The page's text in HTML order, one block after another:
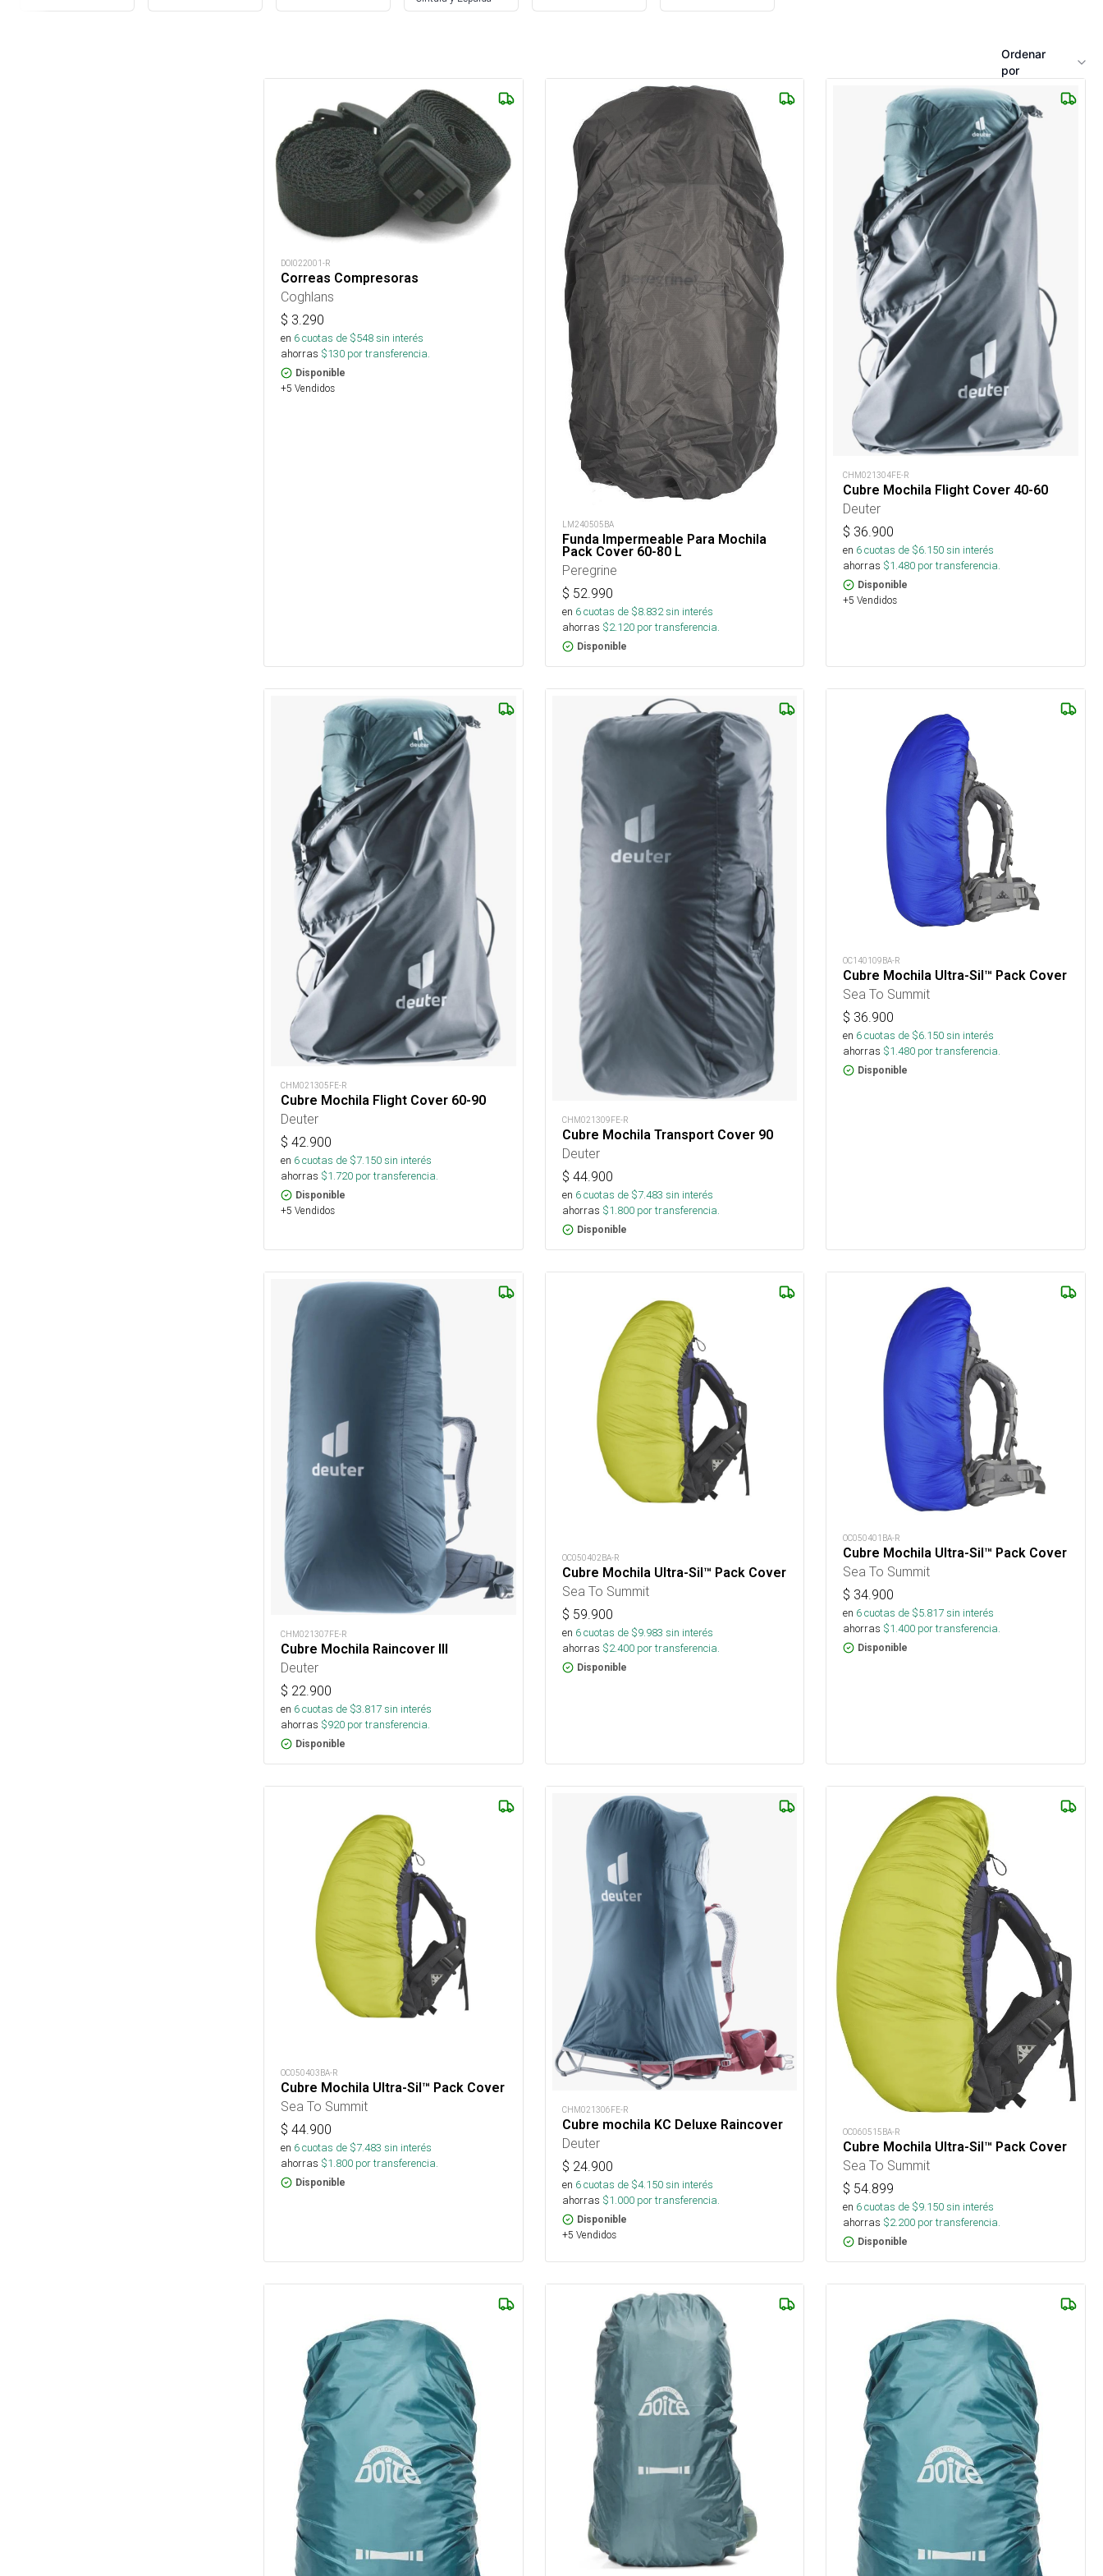
Ordenar
por
DOI022001-R
Correas Compresoras
Coghlans
$ 3.290
en 6cuotas de $548sin interés
ahorras $130 por transferencia.
Disponible
+5 Vendidos
LM240505BA
Funda Impermeable Para Mochila
Pack Cover 60-80 L
Peregrine
$ 52.990
en 6cuotas de $8.832sin interés
ahorras $2.120por transferencia.
Disponible
CHM021304FE-R
Cubre Mochila Flight Cover 40-60
Deuter
$ 36.900
en 6cuotas de $6.150sin interés
ahorras $1.480 por transferencia.
Disponible
+5 Vendidos
CHM021305FE-R
Cubre Mochila Flight Cover 60-90
Deuter
$ 42.900
en 6cuotas de $7.150sin interés
ahorras $1.720 por transferencia.
Disponible
+5 Vendidos
CHM021309FE-R
Cubre Mochila Transport Cover 90
Deuter
$ 44.900
en 6cuotas de $7.483 sin interés
ahorras $1.800por transferencia.
Disponible
OC140109BA-R
Cubre Mochila Ultra-Sil™ Pack Cover
Sea To Summit
$ 36.900
en 6cuotas de $6.150sin interés
ahorras $1.480 por transferencia.
Disponible
CHM021307FE-R
Cubre Mochila Raincover III
Deuter
$ 22.900
en 6cuotas de $3.817sin interés
ahorras $920 por transferencia.
Disponible
OC050402BA-R
Cubre Mochila Ultra-Sil™ Pack Cover
Sea To Summit
$ 59.900
en 6cuotas de $9.983 sin interés
ahorras $2.400por transferencia.
Disponible
OC050401BA-R
Cubre Mochila Ultra-Sil™ Pack Cover
Sea To Summit
$ 34.900
en 6cuotas de $5.817sin interés
ahorras $1.400 por transferencia.
Disponible
OC050403BA-R
Cubre Mochila Ultra-Sil™ Pack Cover
Sea To Summit
$ 44.900
en 6cuotas de $7.483 sin interés
ahorras $1.800 por transferencia.
Disponible
CHM021306FE-R
Cubre mochila KC Deluxe Raincover
Deuter
$ 24.900
en 6cuotas de $4.150sin interés
ahorras $1.000por transferencia.
Disponible
+5 Vendidos
OC060515BA-R
Cubre Mochila Ultra-Sil™ Pack Cover
Sea To Summit
$ 54.899
en 6cuotas de $9.150sin interés
ahorras $2.200 por transferencia.
Disponible